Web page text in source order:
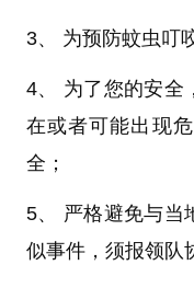
3、 为预防蚊虫叮
4、 为了您的安全
在或者可能出现
全；
5、 严格避免与当
似事件，须报领队